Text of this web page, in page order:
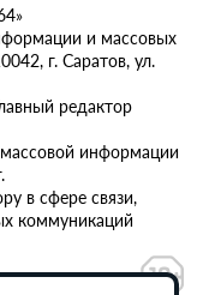
и массовых
г. Саратов, ул.
редактор
информации
в сфере связи,
коммуникаций
данных